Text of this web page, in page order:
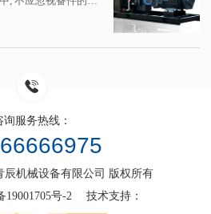
询服务热线：
辰机械设备有限公司 版权所有
19001705号-2 技术支持：